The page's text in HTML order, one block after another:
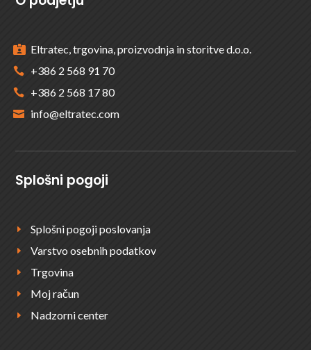
 Eltratec, trgovina, proizvodnja in storitve d.o.o.
 +386 2 568 91 70
 +386 2 568 17 80
 info@eltratec.com
Splošni pogoji
E Splošni pogoji poslovanja
E Varstvo osebnih podatkov
E Trgovina
E Moj račun
E Nadzorni center